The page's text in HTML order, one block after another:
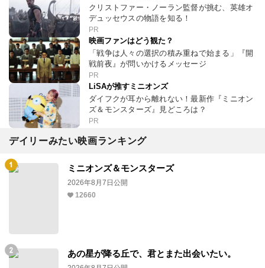
クリストファー・ノーラン監督が挑む、英雄オ
デュッセウスの物語を知る！
PR
映画ファンはどう観た？
「戦争は人々の選択の積み重ねで始まる」『開
戦前夜』が問いかけるメッセージ
PR
LiSAが推すミニオンズ
ダイフクが耳から離れない！最新作『ミニオン
ズ＆モンスターズ』見どころは？
PR
デイリーみたい映画ランキング
ミニオンズ＆モンスターズ
2026年8月7日公開
12660
あの星が降る丘で、君とまた出会いたい。